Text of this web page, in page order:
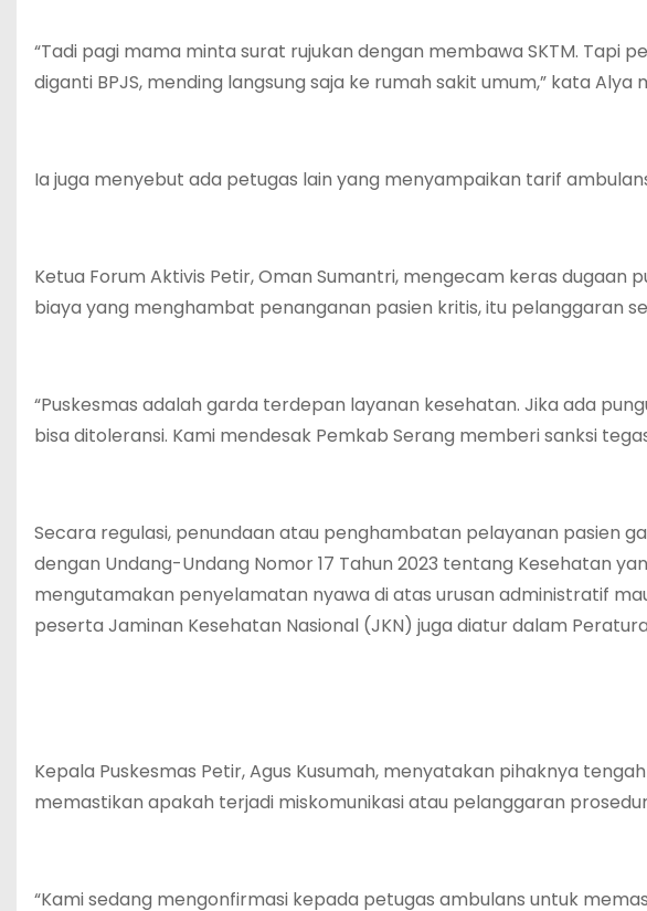
“Tadi pagi mama minta surat rujukan dengan membawa SKTM. Tapi
diganti BPJS, mending langsung saja ke rumah sakit umum,” kata
Ia juga menyebut ada petugas lain yang menyampaikan tarif
Ketua Forum Aktivis Petir, Oman Sumantri, mengecam keras dugaan
biaya yang menghambat penanganan pasien kritis, itu pelanggaran
“Puskesmas adalah garda terdepan layanan kesehatan. Jika ada
bisa ditoleransi. Kami mendesak Pemkab Serang memberi sanksi
Secara regulasi, penundaan atau penghambatan pelayanan pasien
dengan Undang-Undang Nomor 17 Tahun 2023 tentang Kesehatan
mengutamakan penyelamatan nyawa di atas urusan administratif
peserta Jaminan Kesehatan Nasional (JKN) juga diatur dalam
Kepala Puskesmas Petir, Agus Kusumah, menyatakan pihaknya
memastikan apakah terjadi miskomunikasi atau pelanggaran
“Kami sedang mengonfirmasi kepada petugas ambulans untuk